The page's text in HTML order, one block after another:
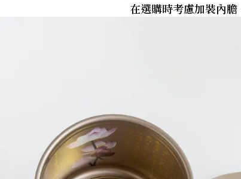
在選購時考慮加裝內